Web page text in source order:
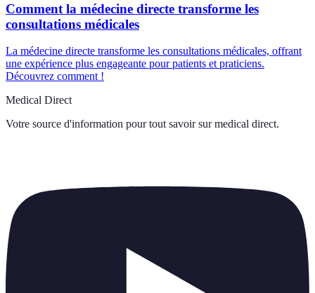
Comment la médecine directe transforme les
consultations médicales
La médecine directe transforme les consultations médicales, offrant
une expérience plus engageante pour patients et praticiens.
Découvrez comment !
Medical Direct
Votre source d'information pour tout savoir sur medical direct.